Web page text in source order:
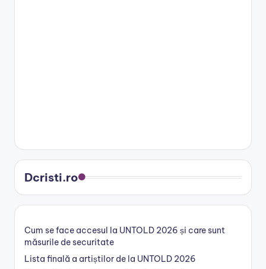
Dcristi.ro
Cum se face accesul la UNTOLD 2026 și care sunt
măsurile de securitate
Lista finală a artiștilor de la UNTOLD 2026